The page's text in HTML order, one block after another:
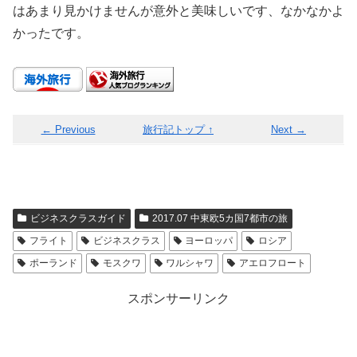
はあまり見かけませんが意外と美味しいです、なかなかよ
かったです。
← Previous 旅行記トップ ↑ Next →
ビジネスクラスガイド
2017.07 中東欧5カ国7都市の旅
フライト
ビジネスクラス ヨーロッパ
ロシア
ポーランド
モスクワ ワルシャワ アエロフロート
スポンサーリンク